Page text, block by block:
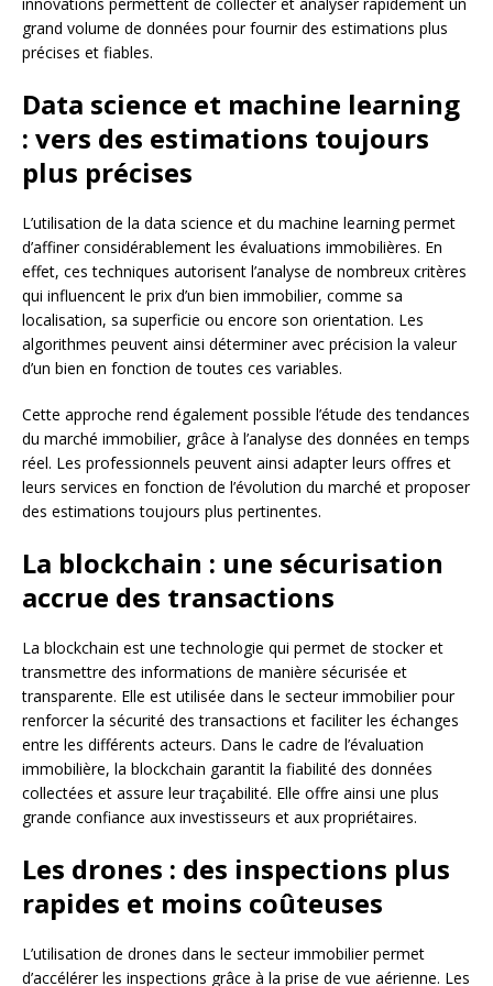
grand volume de données pour fournir des estimations plus
précises et fiables.
Data science et machine learning
: vers des estimations toujours
plus précises
L’utilisation de la data science et du machine learning permet
d’affiner considérablement les évaluations immobilières. En
effet, ces techniques autorisent l’analyse de nombreux critères
qui influencent le prix d’un bien immobilier, comme sa
localisation, sa superficie ou encore son orientation. Les
algorithmes peuvent ainsi déterminer avec précision la valeur
d’un bien en fonction de toutes ces variables.
Cette approche rend également possible l’étude des tendances
du marché immobilier, grâce à l’analyse des données en temps
réel. Les professionnels peuvent ainsi adapter leurs offres et
leurs services en fonction de l’évolution du marché et proposer
des estimations toujours plus pertinentes.
La blockchain : une sécurisation
accrue des transactions
La blockchain est une technologie qui permet de stocker et
transmettre des informations de manière sécurisée et
transparente. Elle est utilisée dans le secteur immobilier pour
renforcer la sécurité des transactions et faciliter les échanges
entre les différents acteurs. Dans le cadre de l’évaluation
immobilière, la blockchain garantit la fiabilité des données
collectées et assure leur traçabilité. Elle offre ainsi une plus
grande confiance aux investisseurs et aux propriétaires.
Les drones : des inspections plus
rapides et moins coûteuses
L’utilisation de drones dans le secteur immobilier permet
d’accélérer les inspections grâce à la prise de vue aérienne. Les